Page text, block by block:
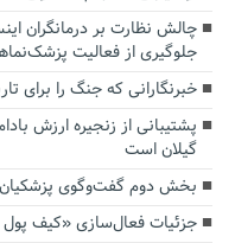
چالش نظارت بر درمانگران
جلوگیری از فعالیت
خبرنگارانی که جنگ را برای
پشتیبانی از زنجیره ارزش
گیلان است
بخش دوم گفت‌وگوی
جزئیات فعال‌سازی «کیف پول